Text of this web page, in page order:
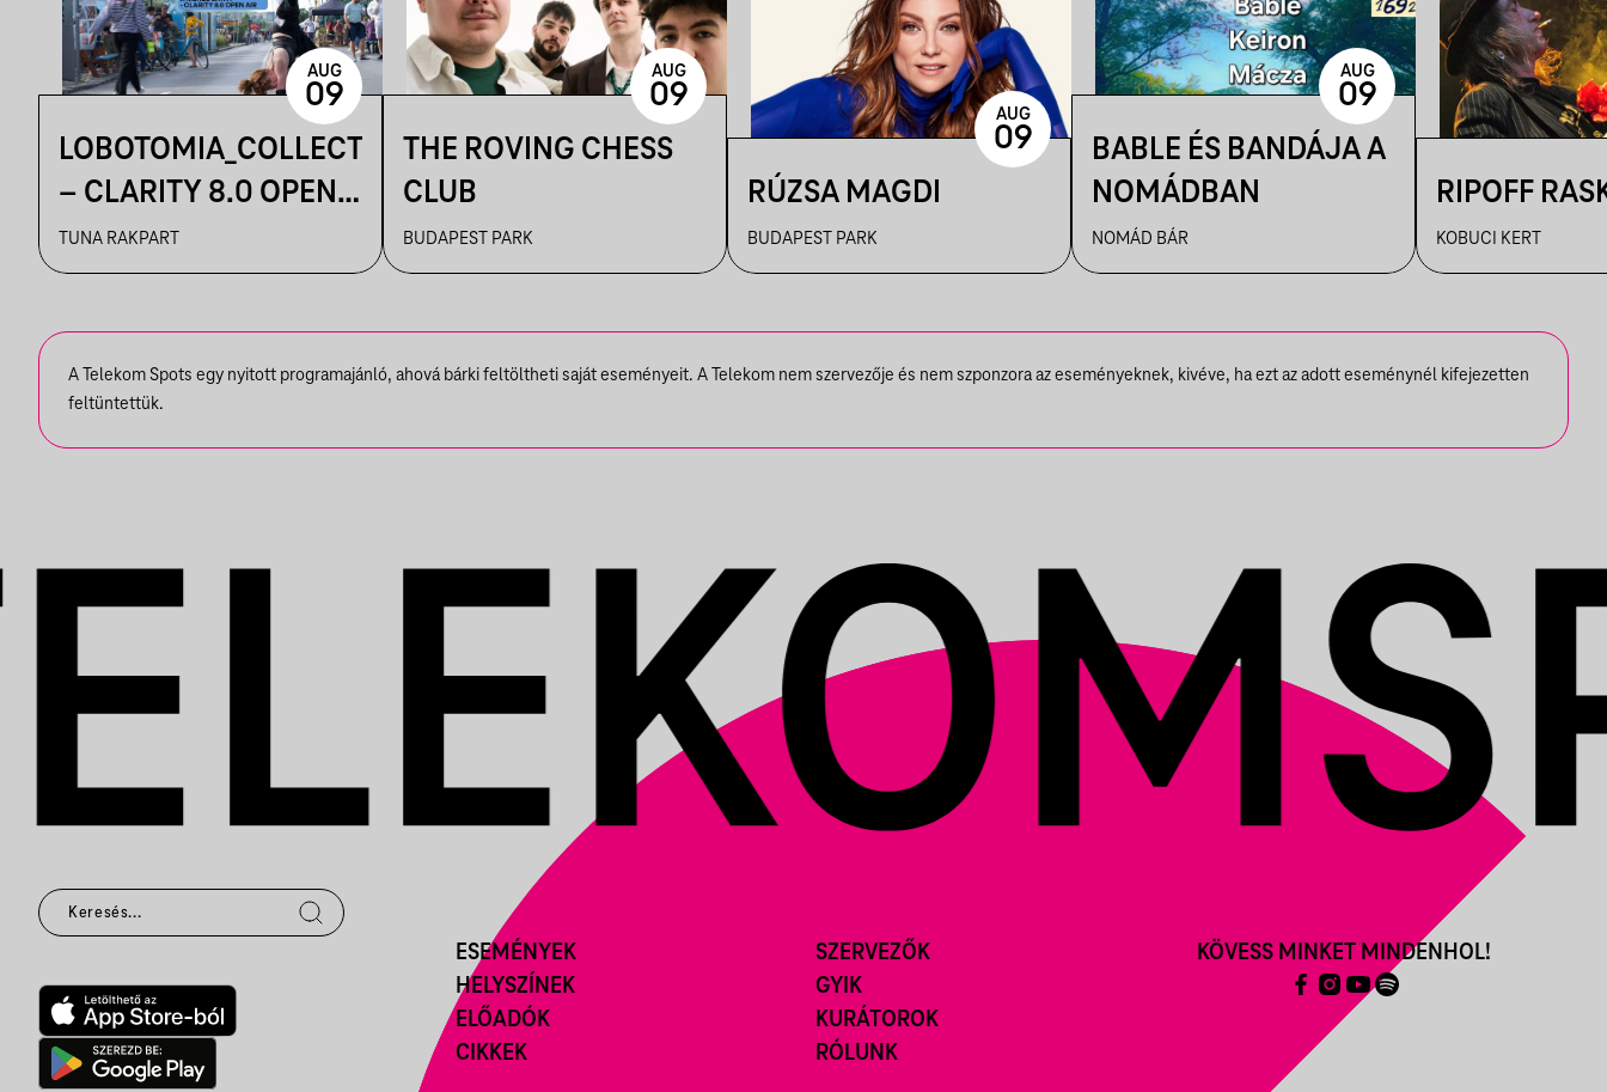
LOBOTOMIA_COLLECTIVE
– CLARITY 8.0 OPEN
AIR
TUNA RAKPART
AUG
09
THE ROVING CHESS
CLUB
BUDAPEST PARK
AUG
09
RÚZSA MAGDI
BUDAPEST PARK
AUG
09
BABLE ÉS BANDÁJA A
NOMÁDBAN
NOMÁD BÁR
AUG
09
RIPOFF
KOBUCI KERT
A Telekom Spots egy nyitott programajánló, ahová bárki feltöltheti saját eseményeit. A Telekom nem szervezője és nem szponzora az eseményeknek, kivéve, ha ezt az adott eseménynél kifejezetten
feltüntettük.
ESEMÉNYEK
HELYSZÍNEK
ELŐADÓK
CIKKEK
SZERVEZŐK
GYIK
KURÁTOROK
RÓLUNK
KÖVESS MINKET MINDENHOL!